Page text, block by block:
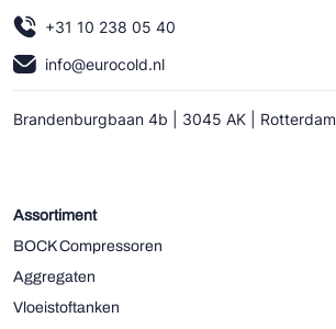
+31 10 238 05 40
info@eurocold.nl
Brandenburgbaan 4b | 3045 AK | Rotterdam
Assortiment
BOCK Compressoren
Aggregaten
Vloeistoftanken